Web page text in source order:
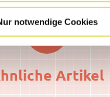
notwendige Cookies
Artikel